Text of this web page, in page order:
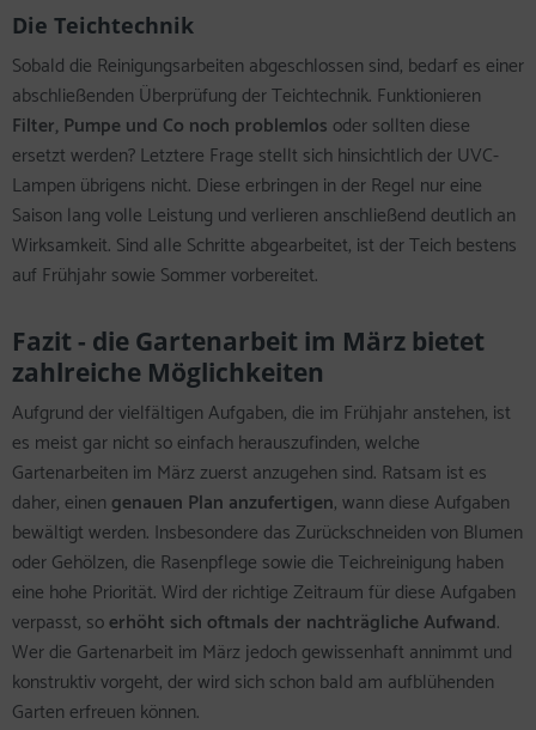
Die Teichtechnik
Sobald die Reinigungsarbeiten abgeschlossen sind, bedarf es einer
abschließenden Überprüfung der Teichtechnik. Funktionieren
Filter, Pumpe und Co noch problemlos oder sollten diese
ersetzt werden? Letztere Frage stellt sich hinsichtlich der UVC-
Lampen übrigens nicht. Diese erbringen in der Regel nur eine
Saison lang volle Leistung und verlieren anschließend deutlich an
Wirksamkeit. Sind alle Schritte abgearbeitet, ist der Teich bestens
auf Frühjahr sowie Sommer vorbereitet.
Fazit - die Gartenarbeit im März bietet
zahlreiche Möglichkeiten
Aufgrund der vielfältigen Aufgaben, die im Frühjahr anstehen, ist
es meist gar nicht so einfach herauszufinden, welche
Gartenarbeiten im März zuerst anzugehen sind. Ratsam ist es
daher, einengenauen Plan anzufertigen, wann diese Aufgaben
bewältigt werden. Insbesondere das Zurückschneiden von Blumen
oder Gehölzen, die Rasenpflege sowie die Teichreinigung haben
eine hohe Priorität. Wird der richtige Zeitraum für diese Aufgaben
verpasst, soerhöht sich oftmals der nachträgliche Aufwand.
Wer die Gartenarbeit im März jedoch gewissenhaft annimmt und
konstruktiv vorgeht, der wird sich schon bald am aufblühenden
Garten erfreuen können.